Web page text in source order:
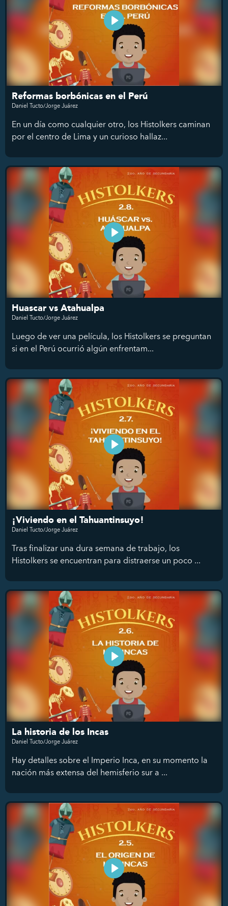
Reformas borbónicas en el Perú
Daniel Tucto/Jorge Juárez
En un día como cualquier otro, los Histolkers caminan
por el centro de Lima y un curioso hallaz...
Huascar vs Atahualpa
Daniel Tucto/Jorge Juárez
Luego de ver una película, los Histolkers se preguntan
si en el Perú ocurrió algún enfrentam...
¡Viviendo en el Tahuantinsuyo!
Daniel Tucto/Jorge Juárez
Tras finalizar una dura semana de trabajo, los
Histolkers se encuentran para distraerse un poco ...
La historia de los Incas
Daniel Tucto/Jorge Juárez
Hay detalles sobre el Imperio Inca, en su momento la
nación más extensa del hemisferio sur a ...